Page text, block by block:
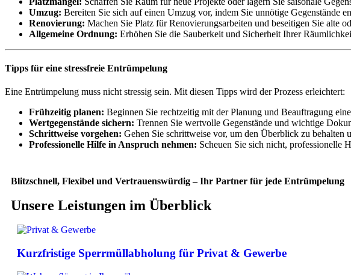
Umzug: Bereiten Sie sich auf einen Umzug vor, indem Sie unnötige Gegenstände
Renovierung: Machen Sie Platz für Renovierungsarbeiten und beseitigen Sie alte
Allgemeine Ordnung: Erhöhen Sie die Sauberkeit und Sicherheit Ihrer
Tipps für eine stressfreie Entrümpelung
Eine Entrümpelung muss nicht stressig sein. Mit diesen Tipps wird der Prozess erleichtert:
Frühzeitig planen: Beginnen Sie rechtzeitig mit der Planung und Beauftragung
Wertgegenstände sichern: Trennen Sie wertvolle Gegenstände und wichtige
Schrittweise vorgehen: Gehen Sie schrittweise vor, um den Überblick zu behalten
Professionelle Hilfe in Anspruch nehmen: Scheuen Sie sich nicht, professionelle
Blitzschnell, Flexibel und Vertrauenswürdig – Ihr Partner für jede Entrümpelung
Unsere Leistungen im Überblick
Kurzfristige Sperrmüll­abholung für Privat & Gewerbe